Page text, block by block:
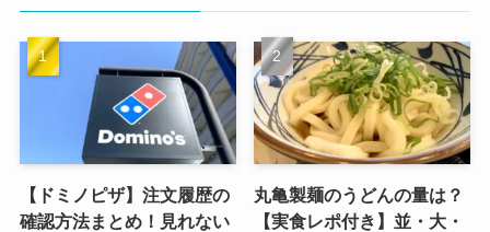
【ドミノピザ】注文履歴の
確認方法まとめ！見れない
丸亀製麺のうどんの量は？
【実食レポ付き】並・大・